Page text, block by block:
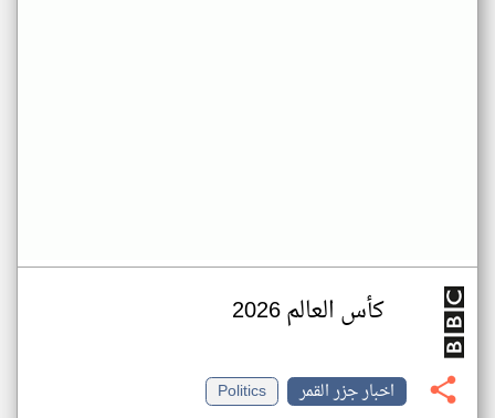
كأس العالم 2026
اخبار جزر القمر
Politics